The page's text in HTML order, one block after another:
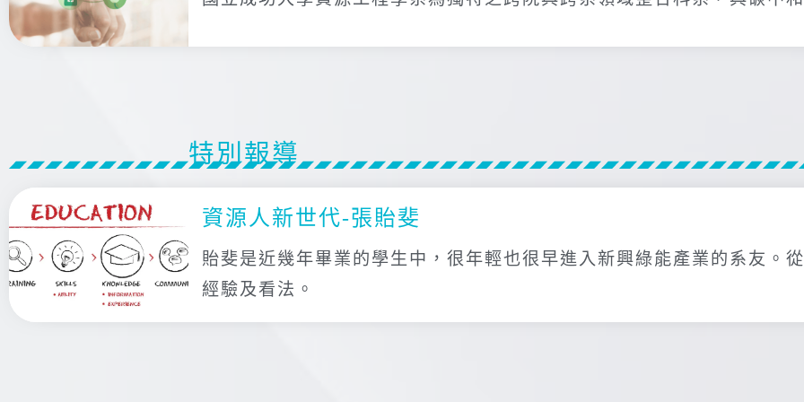
特別報導
資源人新世代-張貽斐
貽斐是近幾年畢業的學生中，很年輕也很早進入新興綠能產業的系友。
經驗及看法。